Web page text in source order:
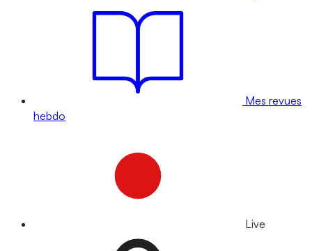
Mes revues
hebdo
Live